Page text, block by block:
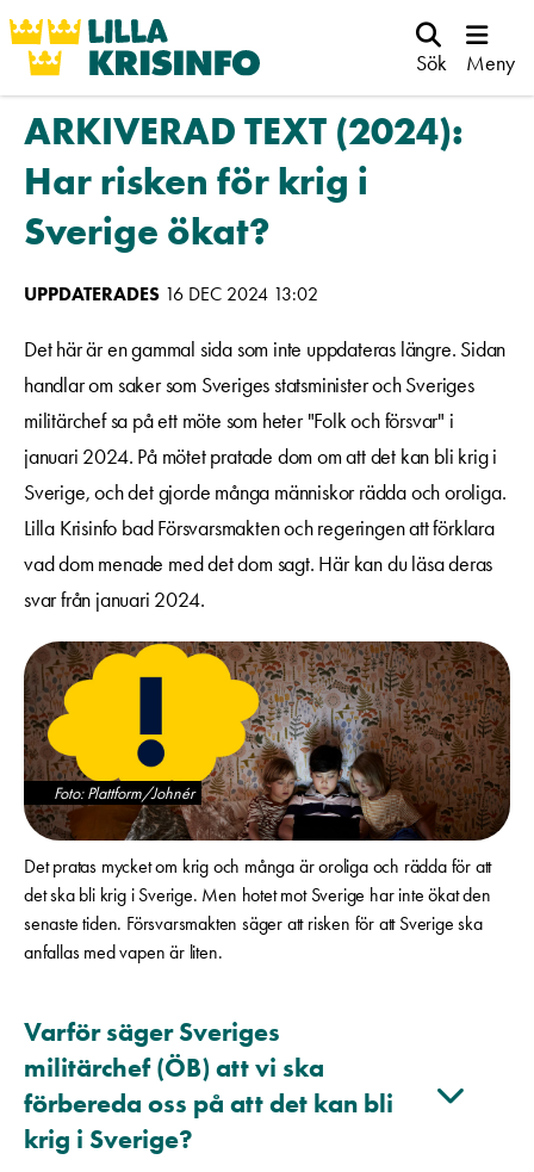
Sök Meny
ARKIVERAD TEXT (2024):
Har risken för krig i
Sverige ökat?
UPPDATERADES 16 DEC 2024 13:02
Det här är en gammal sida som inte uppdateras längre. Sidan
handlar om saker som Sveriges statsminister och Sveriges
militärchef sa på ett möte som heter "Folk och försvar" i
januari 2024. På mötet pratade dom om att det kan bli krig i
Sverige, och det gjorde många människor rädda och oroliga.
Lilla Krisinfo bad Försvarsmakten och regeringen att förklara
vad dom menade med det dom sagt. Här kan du läsa deras
svar från januari 2024.
Foto: Plattform/Johnér
Det pratas mycket om krig och många är oroliga och rädda för att
det ska bli krig i Sverige. Men hotet mot Sverige har inte ökat den
senaste tiden. Försvarsmakten säger att risken för att Sverige ska
anfallas med vapen är liten.
Varför säger Sveriges
militärchef (ÖB) att vi ska
förbereda oss på att det kan bli
krig i Sverige?